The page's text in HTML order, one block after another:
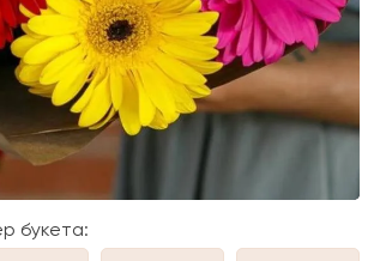
букета: